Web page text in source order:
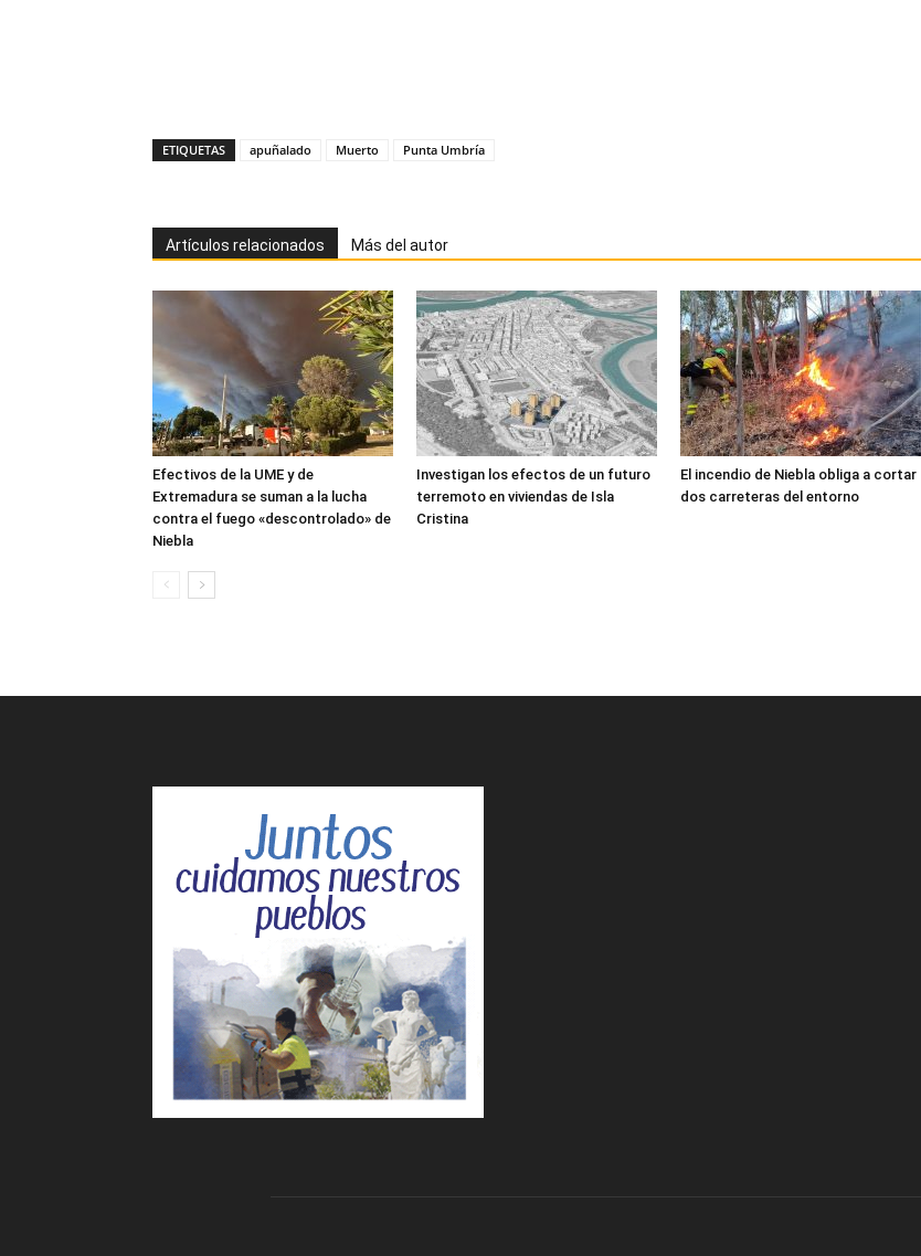
ETIQUETAS apuñalado Muerto Punta Umbría
Artículos relacionados Más del autor
Efectivos de la UME y de
Extremadura se suman a la lucha
contra el fuego «descontrolado» de
Niebla
Investigan los efectos de un futuro
terremoto en viviendas de Isla
Cristina
El incendio de Niebla obliga a cortar
dos carreteras del entorno